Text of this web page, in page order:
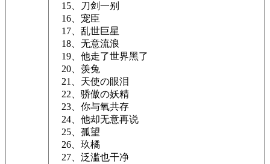
15、刀剑一别
16、宠臣
17、乱世巨星
18、无意流浪
19、他走了世界黑了
20、羡兔
21、天使の眼泪
22、骄傲の妖精
23、你与氧共存
24、他却无意再说
25、孤望
26、玖橘
27、泛滥也干净